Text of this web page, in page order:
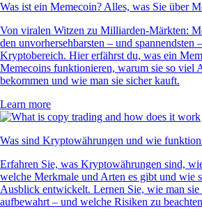
Was ist ein Memecoin? Alles, was Sie über
Von viralen Witzen zu Milliarden-Märkten:
den unvorhersehbarsten – und spannendsten
Kryptobereich. Hier erfährst du, was ein
Memecoins funktionieren, warum sie so viel
bekommen und wie man sie sicher kauft.
Learn more
Was sind Kryptowährungen und wie
Erfahren Sie, was Kryptowährungen sind,
welche Merkmale und Arten es gibt und wie
Ausblick entwickelt. Lernen Sie, wie man sie
aufbewahrt – und welche Risiken zu